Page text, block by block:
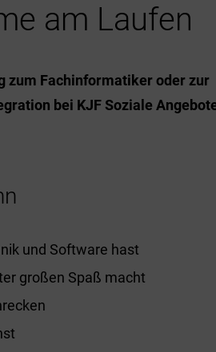
am Laufen
zum Fachinformatiker oder zur
bei KJF Soziale
und Software hast
großen Spaß macht